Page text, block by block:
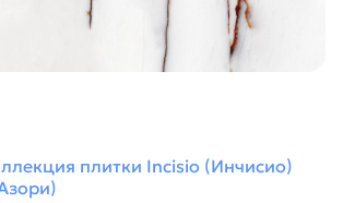
плитки Incisio (Инчисио)